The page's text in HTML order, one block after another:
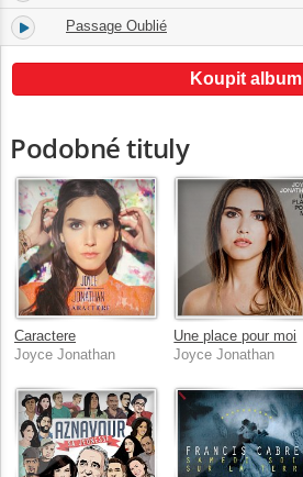
11. Passage Oublié
Koupit album
Podobné tituly
Caractere
Joyce Jonathan
Une place pour moi
Joyce Jonathan